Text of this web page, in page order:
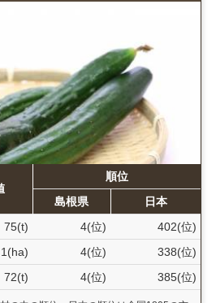
順位
島根県
日本
75(t) 4(位)
402(位)
1(ha) 4(位)
338(位)
72(t) 4(位) 385(位)